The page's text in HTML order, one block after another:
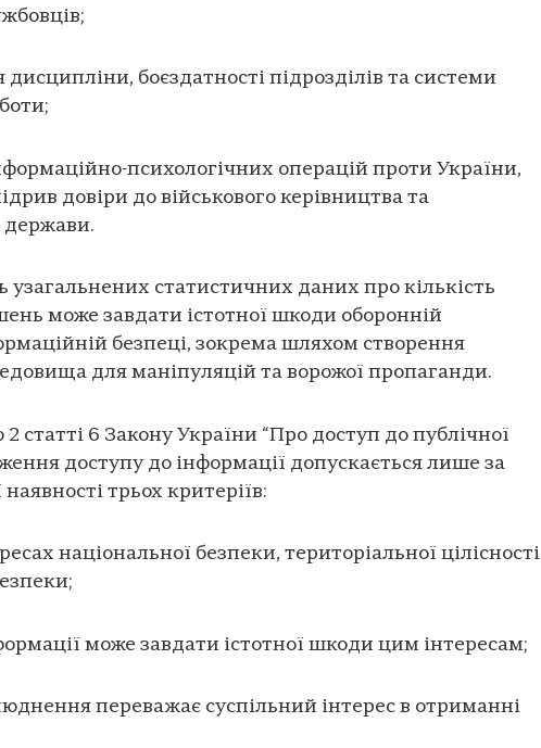
дисципліни, боєздатності підрозділів та системи
психологічних операцій проти України,
довіри до військового керівництва та
держави.
статистичних даних про кількість
може завдати істотної шкоди оборонній
безпеці, зокрема шляхом створення
для маніпуляцій та ворожої пропаганди.
статті 6 Закону України “Про доступ до публічної
доступу до інформації допускається лише за
трьох критеріїв:
національної безпеки, територіальної цілісності
може завдати істотної шкоди цим інтересам;
переважає суспільний інтерес в отриманні